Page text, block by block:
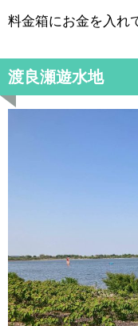
料金箱にお金を入れ
渡良瀬遊水地